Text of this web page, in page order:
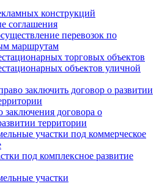
конструкций
соглашения
перевозок по
маршрутам
торговых объектов
объектов уличной
заключить договор о развитии
заключения договора о
территории
участки под коммерческое
под комплексное развитие
участки